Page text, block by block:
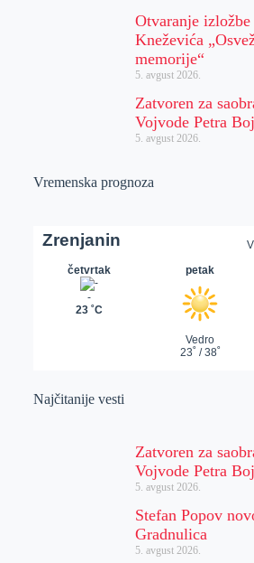
Otvaranje
Kneževića
memorije“
5. avgust 2026.
Zatvoren za
Vojvode Petra
5. avgust 2026.
Vremenska prognoza
Najčitanije vesti
Zatvoren za
Vojvode Petra
5. avgust 2026.
Stefan Popov
Gradnulica
5. avgust 2026.